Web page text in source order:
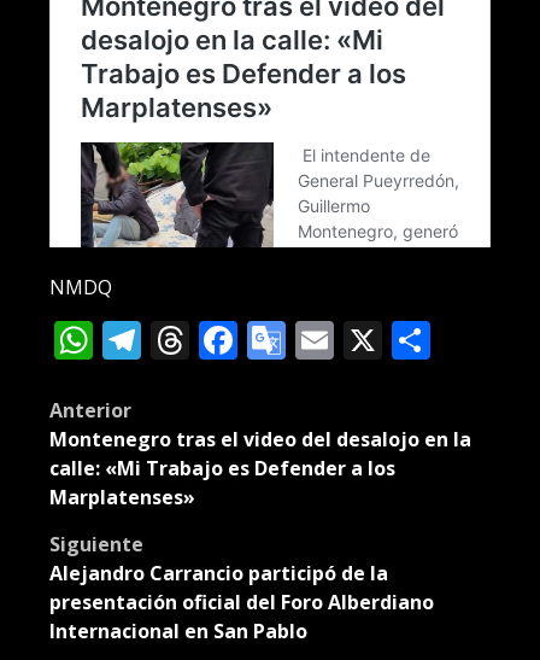
NMDQ
WhatsApp
Telegram
Threads
Facebook
Google
Email
X
Post
navigation
Anterior
Montenegro tras el video del desalojo en la
calle: «Mi Trabajo es Defender a los
Marplatenses»
Siguiente
Alejandro Carrancio participó de la
presentación oficial del Foro Alberdiano
Internacional en San Pablo